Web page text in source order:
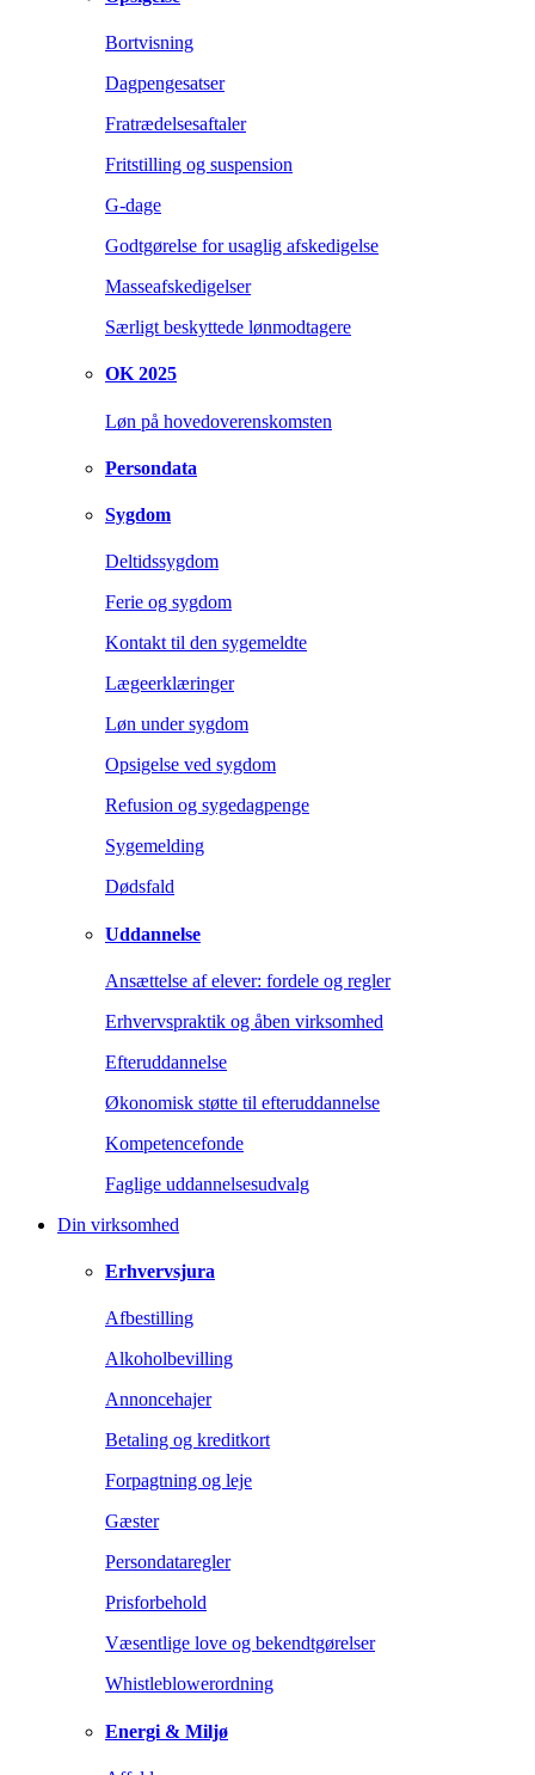
Bortvisning
Dagpengesatser
Fratrædelsesaftaler
Fritstilling og suspension
G-dage
Godtgørelse for usaglig afskedigelse
Masseafskedigelser
Særligt beskyttede lønmodtagere
OK 2025
Løn på hovedoverenskomsten
Persondata
Sygdom
Deltidssygdom
Ferie og sygdom
Kontakt til den sygemeldte
Lægeerklæringer
Løn under sygdom
Opsigelse ved sygdom
Refusion og sygedagpenge
Sygemelding
Dødsfald
Uddannelse
Ansættelse af elever: fordele og regler
Erhvervspraktik og åben virksomhed
Efteruddannelse
Økonomisk støtte til efteruddannelse
Kompetencefonde
Faglige uddannelsesudvalg
Din virksomhed
Erhvervsjura
Afbestilling
Alkoholbevilling
Annoncehajer
Betaling og kreditkort
Forpagtning og leje
Gæster
Persondataregler
Prisforbehold
Væsentlige love og bekendtgørelser
Whistleblowerordning
Energi & Miljø